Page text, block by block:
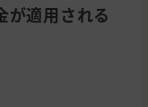
が適用される